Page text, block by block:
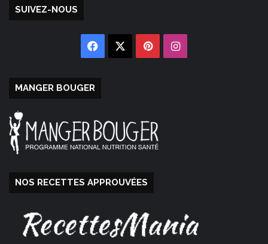
SUIVEZ-NOUS
Facebook PinterestInstagram
MANGER BOUGER
NOS RECETTES APPROUVÉES